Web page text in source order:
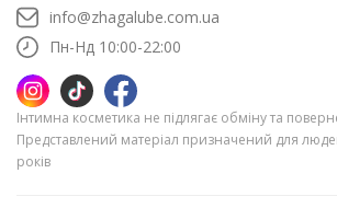
info@zhagalube.com.ua
Пн-Нд 10:00-22:00
Інтимна косметика не підлягає обміну та
Представлений матеріал призначений для
років